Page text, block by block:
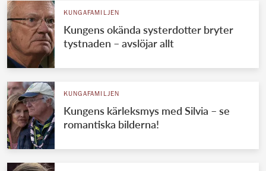
KUNGAFAMILJEN
Kungens okända systerdotter bryter
tystnaden – avslöjar allt
KUNGAFAMILJEN
Kungens kärleksmys med Silvia – se
romantiska bilderna!